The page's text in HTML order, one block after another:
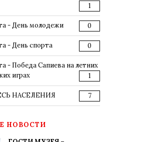
1
- День молодежи 0
- День спорта 0
- Победа Сапиева на летних
играх
1
НАСЕЛЕНИЯ 7
НОВОСТИ